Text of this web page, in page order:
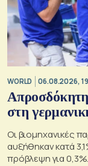
WORLD 06.08.2026,
στη
Οι βιομηχανικές
αυξήθηκαν κατά
πρόβλεψη για 0,3%.